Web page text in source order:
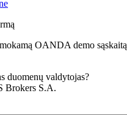
OANDA demo sąskaitą
duomenų valdytojas?
Brokers S.A.